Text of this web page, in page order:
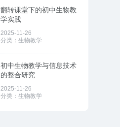
翻转课堂下的初中生物教
学实践
2025-11-26
分类： 生物教学
初中生物教学与信息技术
的整合研究
2025-11-26
分类： 生物教学